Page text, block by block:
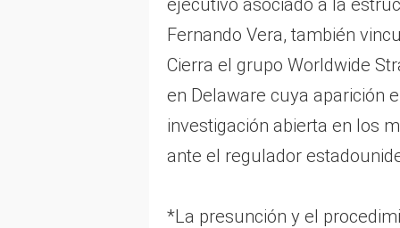
ejecutivo asociado a la
Fernando Vera, también
Cierra el grupo Worldwide
en Delaware cuya aparición
investigación abierta en los
ante el regulador
*La presunción y el